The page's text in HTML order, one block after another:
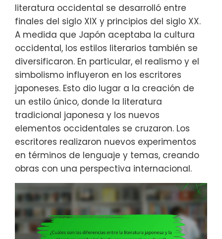
literatura occidental se desarrolló entre
finales del siglo XIX y principios del siglo XX.
A medida que Japón aceptaba la cultura
occidental, los estilos literarios también se
diversificaron. En particular, el realismo y el
simbolismo influyeron en los escritores
japoneses. Esto dio lugar a la creación de
un estilo único, donde la literatura
tradicional japonesa y los nuevos
elementos occidentales se cruzaron. Los
escritores realizaron nuevos experimentos
en términos de lenguaje y temas, creando
obras con una perspectiva internacional.